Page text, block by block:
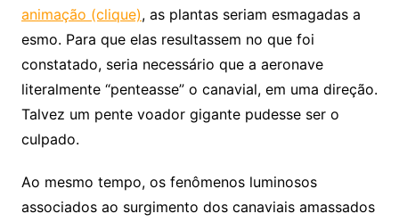
animação (clique), as plantas seriam esmagadas a
esmo. Para que elas resultassem no que foi
constatado, seria necessário que a aeronave
literalmente “penteasse” o canavial, em uma direção.
Talvez um pente voador gigante pudesse ser o
culpado.
Ao mesmo tempo, os fenômenos luminosos
associados ao surgimento dos canaviais amassados